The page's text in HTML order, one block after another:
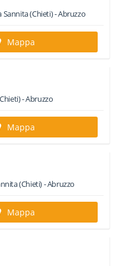
Sannita(Chieti) -Abruzzo
Mappa
-Abruzzo
Mappa
(Chieti) -Abruzzo
Mappa